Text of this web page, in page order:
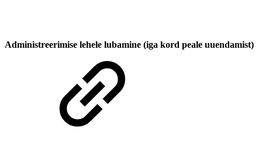
Administreerimise lehele lubamine (iga kord peale uuendamist)